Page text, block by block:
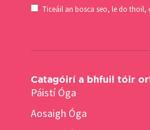
Consent
Ticeáil an bosca seo, le do
Catagóirí a bhfuil tóir
Páistí Óga
Aosaigh Óga